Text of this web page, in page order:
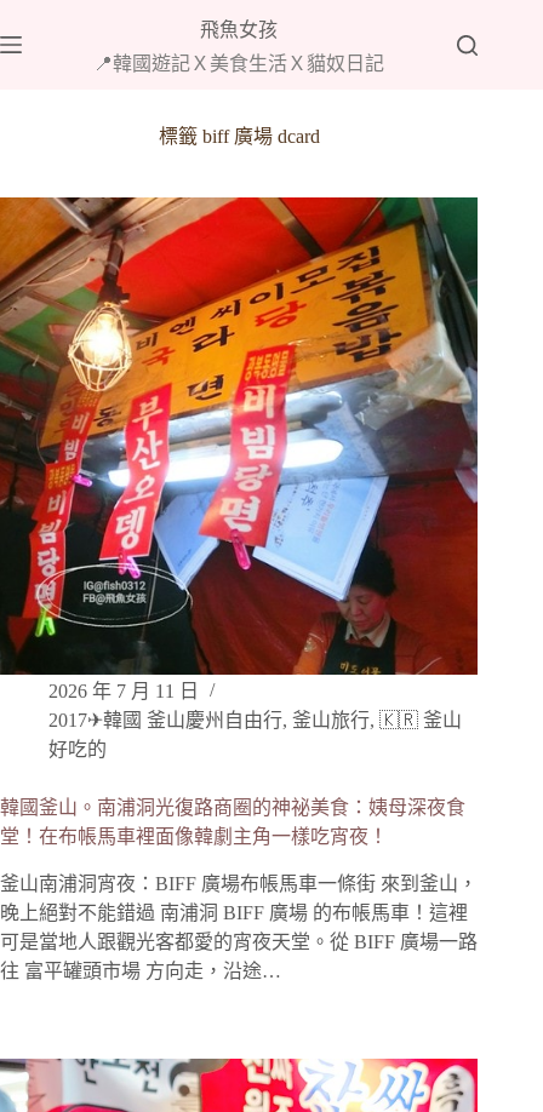
至
飛魚女孩
📍韓國遊記Ｘ美食生活Ｘ貓奴日記
標籤biff 廣場 dcard
2026 年 7 月 11 日
2017✈韓國 釜山慶州自由行, 釜山旅行, 🇰🇷 釜山
好吃的
韓國釜山。南浦洞光復路商圈的神祕美食：姨母深夜食
堂！在布帳馬車裡面像韓劇主角一樣吃宵夜！
釜山南浦洞宵夜：BIFF 廣場布帳馬車一條街 來到釜山，
晚上絕對不能錯過 南浦洞 BIFF 廣場 的布帳馬車！這裡
可是當地人跟觀光客都愛的宵夜天堂。從 BIFF 廣場一路
往 富平罐頭市場 方向走，沿途…